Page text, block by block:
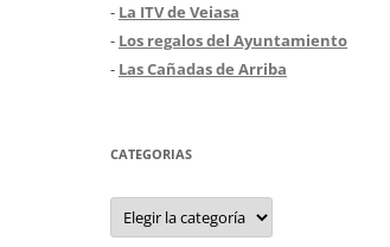
- La ITV de Veiasa
- Los regalos del Ayuntamiento
- Las Cañadas de Arriba
CATEGORIAS
Categorias